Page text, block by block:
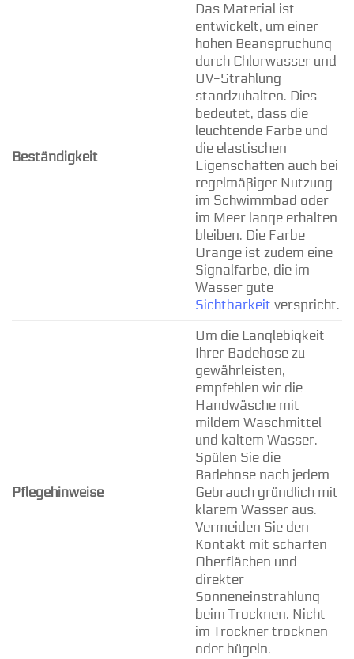
Beständigkeit
Das Material ist
entwickelt, um einer
hohen Beanspruchung
durch Chlorwasser und
UV-Strahlung
standzuhalten. Dies
bedeutet, dass die
leuchtende Farbe und
die elastischen
Eigenschaften auch bei
regelmäßiger Nutzung
im Schwimmbad oder
im Meer lange erhalten
bleiben. Die Farbe
Orange ist zudem eine
Signalfarbe, die im
Wasser gute
Sichtbarkeit verspricht.
Pflegehinweise
Um die Langlebigkeit
Ihrer Badehose zu
gewährleisten,
empfehlen wir die
Handwäsche mit
mildem Waschmittel
und kaltem Wasser.
Spülen Sie die
Badehose nach jedem
Gebrauch gründlich mit
klarem Wasser aus.
Vermeiden Sie den
Kontakt mit scharfen
Oberflächen und
direkter
Sonneneinstrahlung
beim Trocknen. Nicht
im Trockner trocknen
oder bügeln.